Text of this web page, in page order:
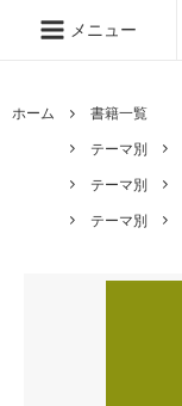
メニュー
ホーム
書籍一覧
テーマ別
テーマ別
テーマ別